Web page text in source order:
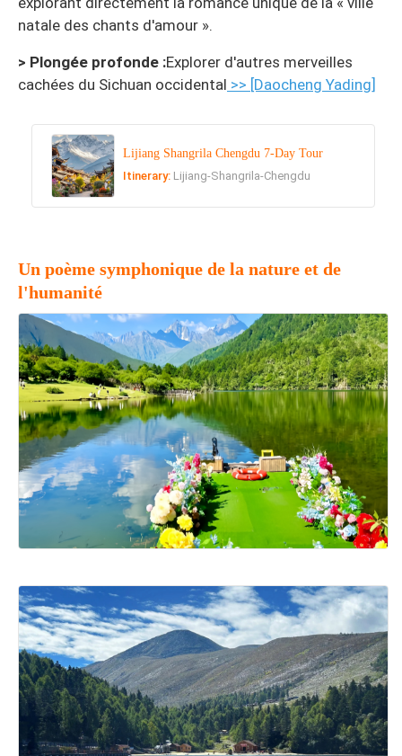
natale des chants d'amour ».
> Plongée profonde :Explorer d'autres merveilles
cachées du Sichuan occidental >> [Daocheng Yading]
Lijiang Shangrila Chengdu 7-Day Tour
Itinerary: Lijiang-Shangrila-Chengdu
Un poème symphonique de la nature et de
l'humanité